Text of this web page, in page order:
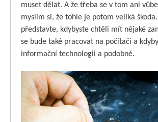
muset dělat. A že třeba se v tom ani
myslím si, že tohle je potom veliká
představte, kdybyste chtěli mít nějaké
se bude také pracovat na počítači a
informační technologii a podobně.